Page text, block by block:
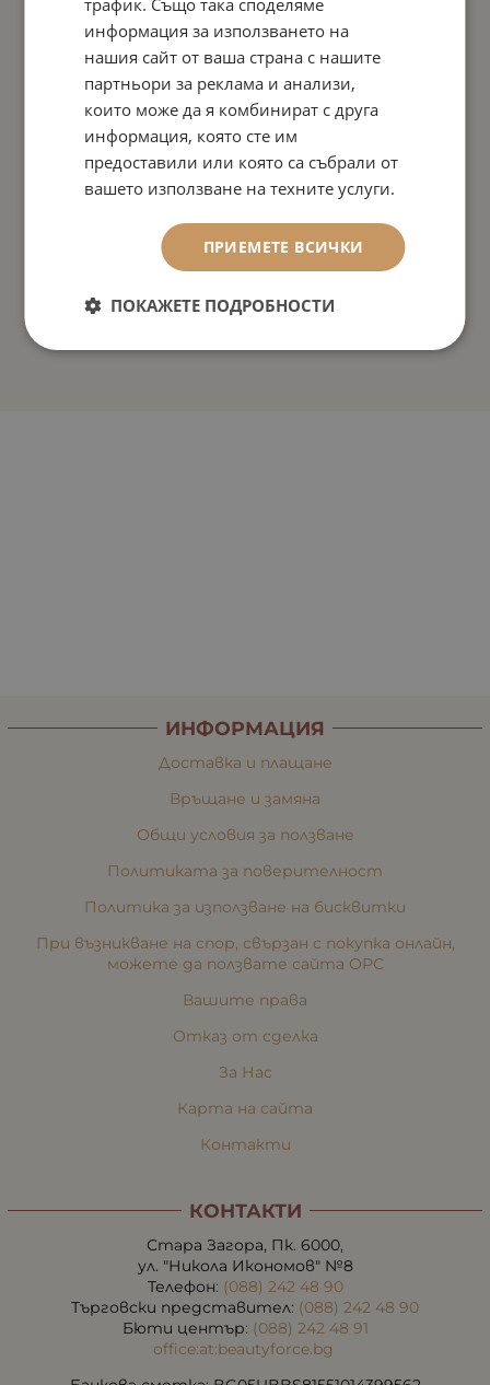
ИНФОРМАЦИЯ
Доставка и плащане
Връщане и замяна
Общи условия за ползване
Политиката за поверителност
Политика за използване на бисквитки
При възникване на спор, свързан с покупка онлайн,
можете да ползвате сайта ОРС
Вашите права
Отказ от сделка
За Нас
Карта на сайта
Контакти
КОНТАКТИ
Стара Загора, Пк. 6000,
ул. "Никола Икономов" №8
Телефон: (088) 242 48 90
Търговски представител: (088) 242 48 90
Бюти център: (088) 242 48 91
office:at:beautyforce.bg
информация за използването на
нашия сайт от ваша страна с нашите
партньори за реклама и анализи,
които може да я комбинират с друга
информация, която сте им
предоставили или която са събрали от
вашето използване на техните услуги.
ПРИЕМЕТЕ ВСИЧКИ
ПОКАЖЕТЕ ПОДРОБНОСТИ